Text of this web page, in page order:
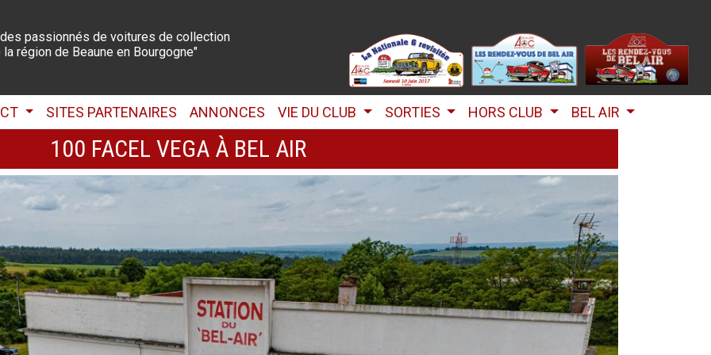
passionnés de voitures de collection
la région de Beaune en Bourgogne"
SITES PARTENAIRES ANNONCES VIE DU CLUB SORTIES HORS CLUB BEL AIR
100 FACEL VEGA À BEL AIR
LA BOUTIQUE